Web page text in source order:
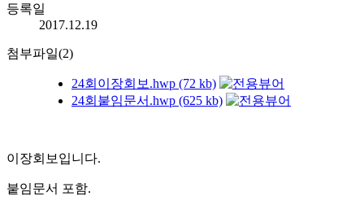
등록일
2017.12.19
첨부파일(2)
24회이장회보.hwp (72 kb)
24회붙임문서.hwp (625 kb)
이장회보입니다.
붙임문서 포함.